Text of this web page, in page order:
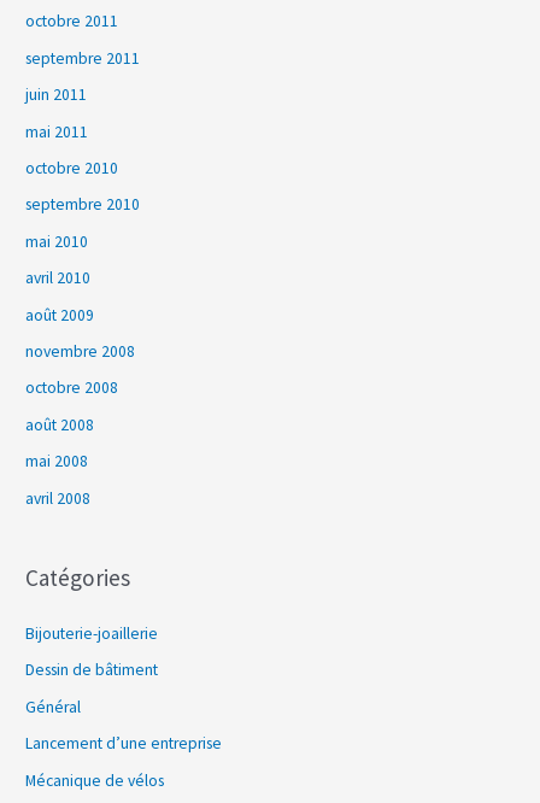
octobre 2011
septembre 2011
juin 2011
mai 2011
octobre 2010
septembre 2010
mai 2010
avril 2010
août 2009
novembre 2008
octobre 2008
août 2008
mai 2008
avril 2008
Catégories
Bijouterie-joaillerie
Dessin de bâtiment
Général
Lancement d’une entreprise
Mécanique de vélos